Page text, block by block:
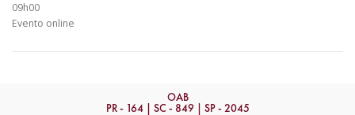
09h00
Evento online
OAB
PR - 164 | SC - 849 | SP - 2045